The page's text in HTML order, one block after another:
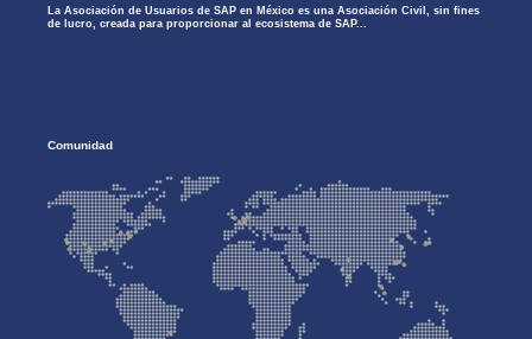
La Asociación de Usuarios de SAP en México es una Asociación Civil, sin fines
de lucro, creada para proporcionar al ecosistema de SAP...
Comunidad